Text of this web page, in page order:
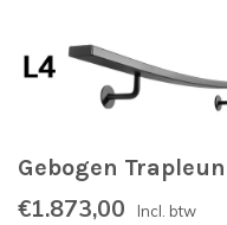
Gebogen
€1.873,00 Incl. btw